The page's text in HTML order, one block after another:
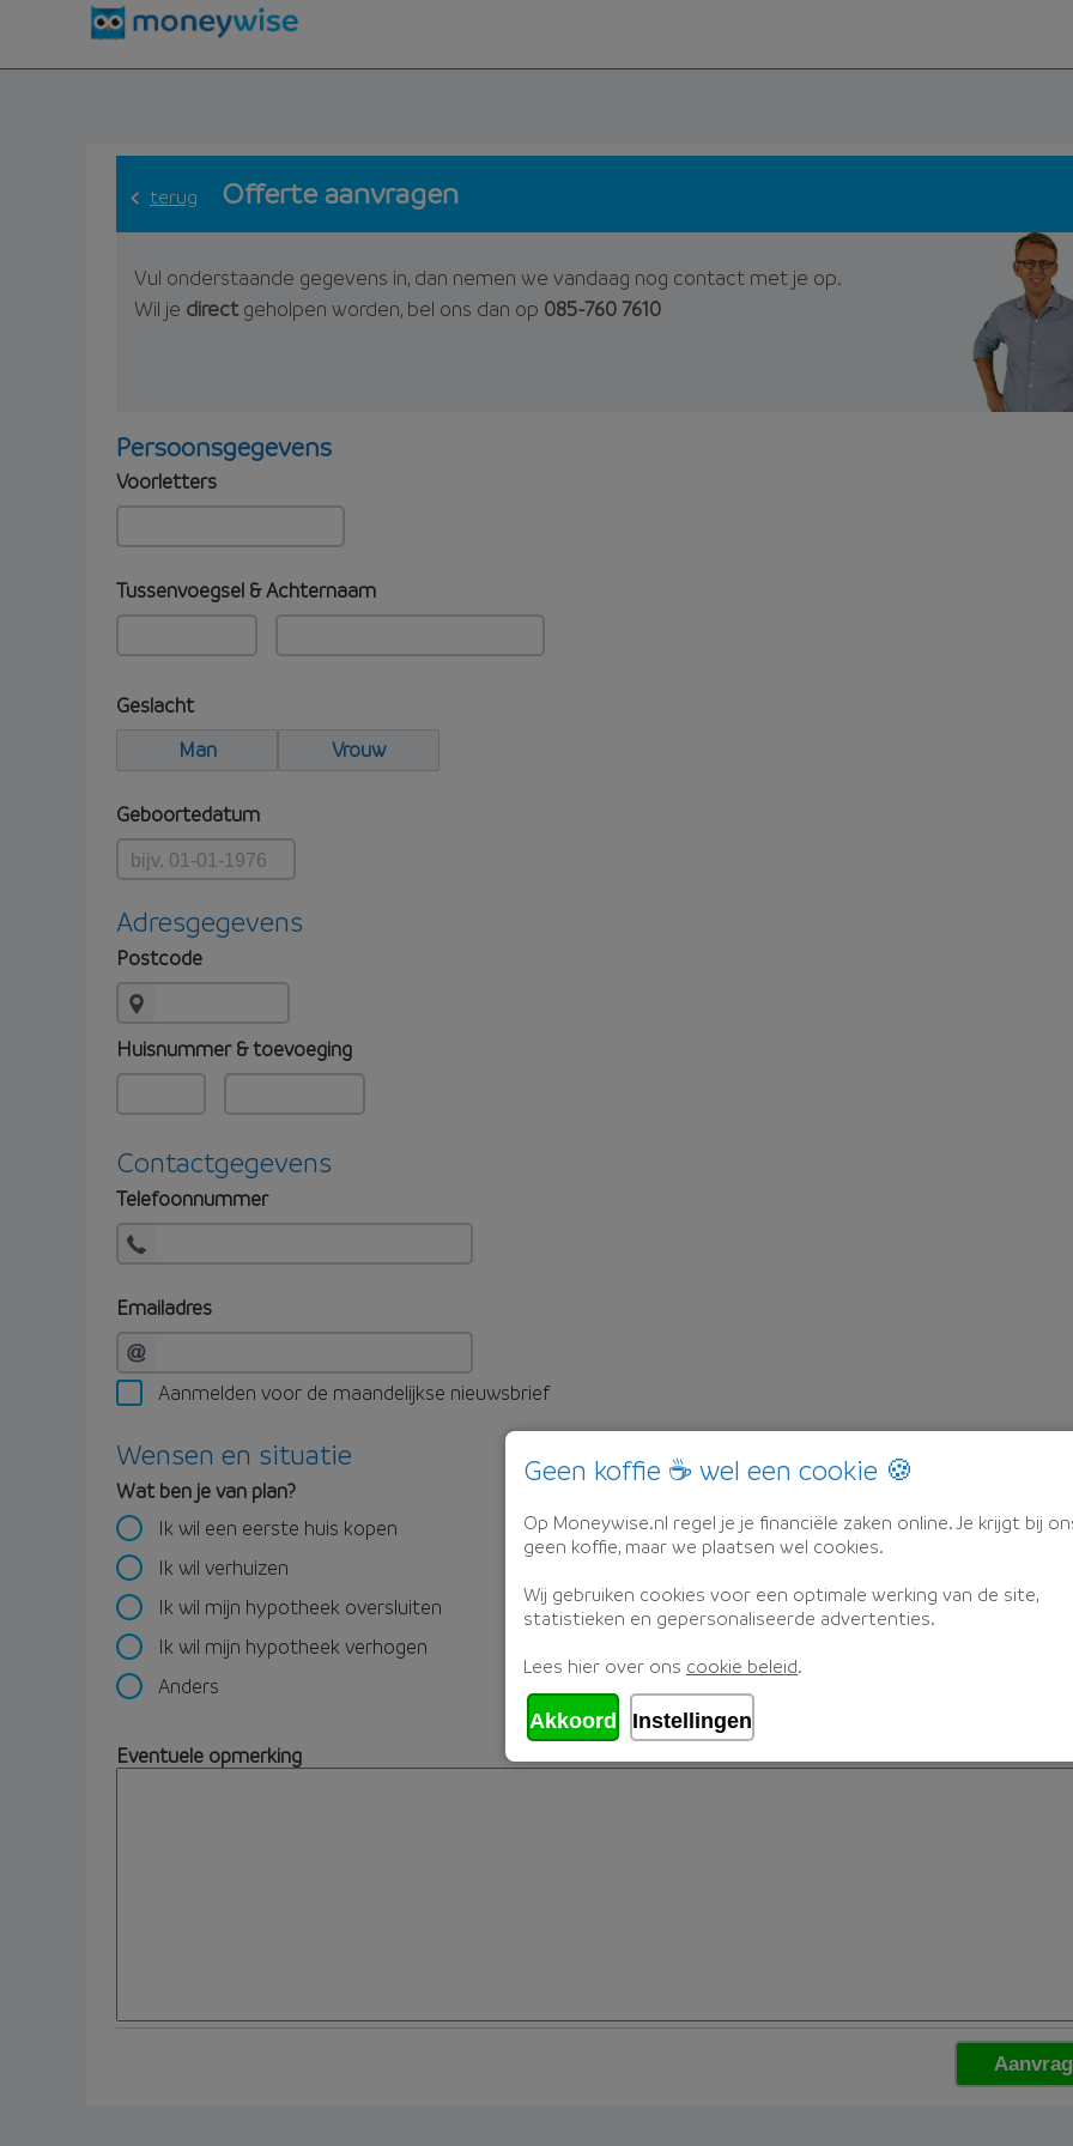
terug Offerte aanvragen
Vul onderstaande gegevens in, dan nemen we vandaag nog contact met je op.
Wil je directgeholpen worden, bel ons dan op 085-760 7610
Persoonsgegevens
Voorletters
Tussenvoegsel & Achternaam
Geslacht
Man
Vrouw
Geboortedatum
Adresgegevens
Postcode
Huisnummer & toevoeging
Contactgegevens
Telefoonnummer
Emailadres
Aanmelden voor de maandelijkse nieuwsbrief
Wensen en situatie
Wat ben je van plan?
Ik wil een eerste huis kopen
Ik wil verhuizen
Ik wil mijn hypotheek oversluiten
Ik wil mijn hypotheek verhogen
Anders
Eventuele opmerking
Geen koffie ☕ wel een cookie 🍪
Op Moneywise.nl regel je je financiële zaken online. Je krijgt bij
geen koffie, maar we plaatsen wel cookies.
Wij gebruiken cookies voor een optimale werking van de site,
statistieken en gepersonaliseerde advertenties.
Lees hier over ons cookie beleid.
Akkoord Instellingen